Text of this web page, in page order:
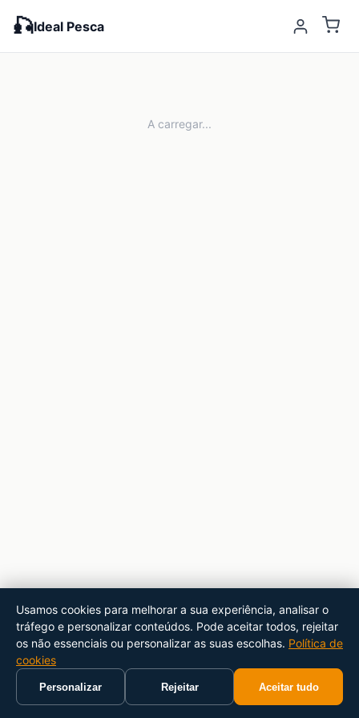
🎣Ideal Pesca
A carregar...
Usamos cookies para melhorar a sua experiência, analisar o
tráfego e personalizar conteúdos. Pode aceitar todos, rejeitar
os não essenciais ou personalizar as suas escolhas. Política de
cookies
Personalizar Rejeitar Aceitar tudo